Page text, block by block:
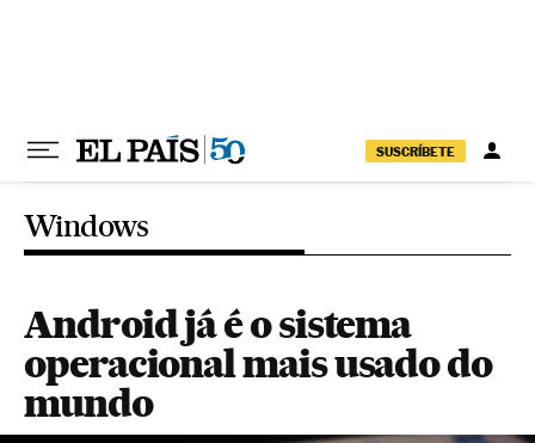
SUSCRÍBETE
Windows
Android já é o sistema
operacional mais usado do
mundo